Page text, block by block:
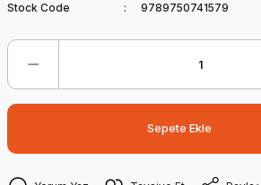
Stock Code
9789750741579
Sepete Ekle